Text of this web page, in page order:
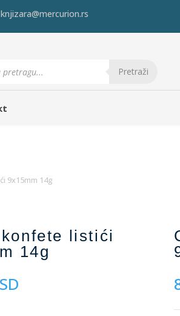
knjizara@mercurion.rs
Pretraži
9x15mm 14g
listići
14g